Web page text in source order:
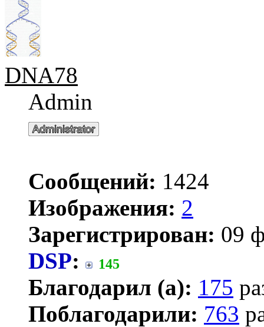
DNA78
Admin
Сообщений: 1424
Изображения: 2
Зарегистрирован: 09
DSP: 145
Благодарил (а): 175
Поблагодарили: 763